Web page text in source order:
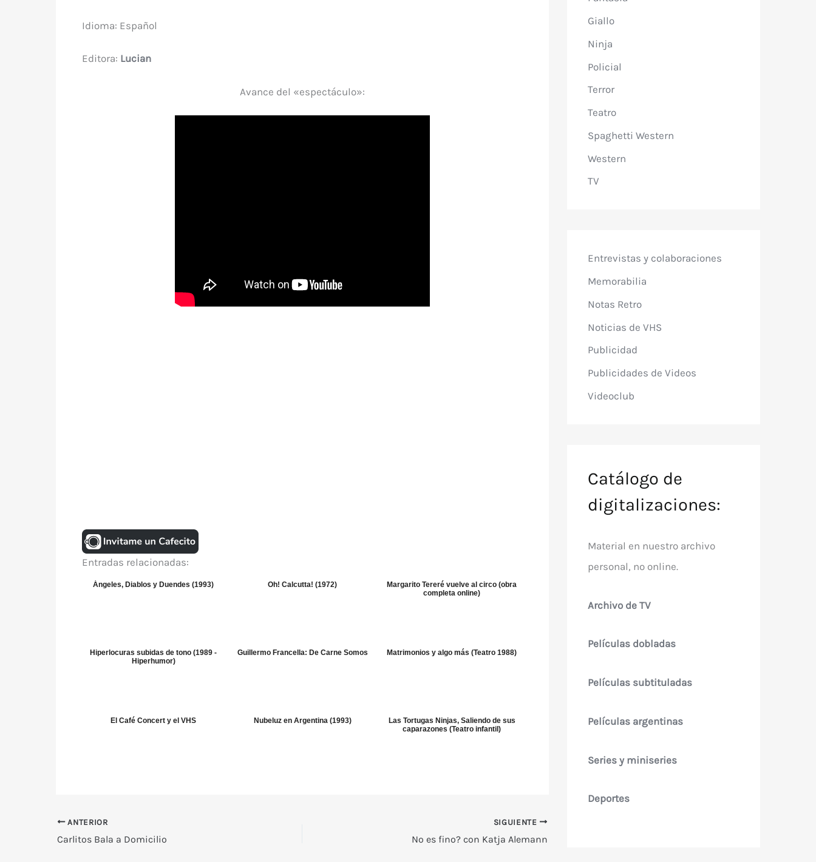
Idioma: Español
Editora: Lucian
Avance del «espectáculo»:
Entradas relacionadas:
Ángeles, Diablos y Duendes (1993) Oh! Calcutta! (1972)
Margarito Tereré vuelve al circo (obra
completa online)
Hiperlocuras subidas de tono (1989 -
Hiperhumor)
Guillermo Francella: De Carne Somos Matrimonios y algo más (Teatro 1988)
El Café Concert y el VHS Nubeluz en Argentina (1993)
Las Tortugas Ninjas, Saliendo de sus
caparazones (Teatro infantil)
ANTERIOR
Carlitos Bala a Domicilio
SIGUIENTE
No es fino? con Katja Alemann
Giallo
Ninja
Policial
Terror
Teatro
Spaghetti Western
Western
TV
Entrevistas y colaboraciones
Memorabilia
Notas Retro
Noticias de VHS
Publicidad
Publicidades de Videos
Videoclub
Catálogo de
digitalizaciones:
Material en nuestro archivo
personal, no online.
Archivo de TV
Películas dobladas
Películas subtituladas
Películas argentinas
Series y miniseries
Deportes